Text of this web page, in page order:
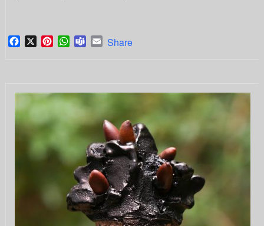
Facebook
X PinterestWhatsApp
TeamsEmail
Share